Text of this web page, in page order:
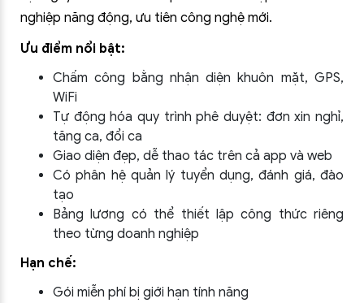
nghiệp năng động, ưu tiên công nghệ mới.
Ưu điểm nổi bật:
Chấm công bằng nhận diện khuôn mặt, GPS,
WiFi
Tự động hóa quy trình phê duyệt: đơn xin nghỉ,
tăng ca, đổi ca
Giao diện đẹp, dễ thao tác trên cả app và web
Có phân hệ quản lý tuyển dụng, đánh giá, đào
tạo
Bảng lương có thể thiết lập công thức riêng
theo từng doanh nghiệp
Hạn chế:
Gói miễn phí bị giới hạn tính năng